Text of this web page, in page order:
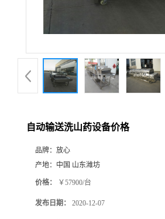
自动输送洗山药设备价格
品牌： 放心
产地： 中国 山东潍坊
价格： ￥57900/台
发布日期： 2020-12-07